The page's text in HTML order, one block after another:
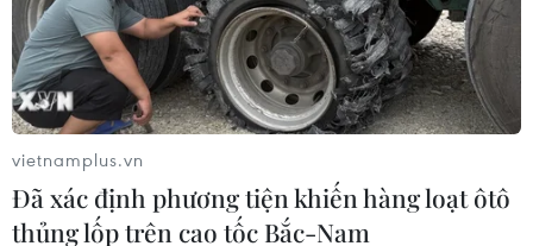
05/08/2026 15:29
Israel và Liban không đạt tiến triển
trong ngày đàm phán đầu tiên
05/08/2026 15:01
vietnamplus.vn
Đã xác định phương tiện khiến hàng loạt ôtô
thủng lốp trên cao tốc Bắc-Nam